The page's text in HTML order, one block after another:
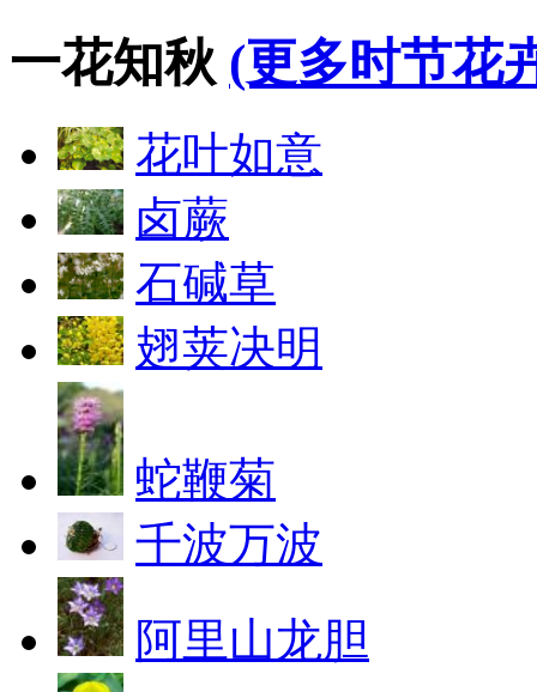
一花知秋 (更多时节花
花叶如意
卤蕨
石碱草
翅荚决明
蛇鞭菊
千波万波
阿里山龙胆